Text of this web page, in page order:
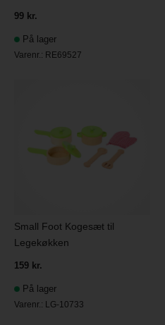
99 kr.
På lager
Varenr.: RE69527
Small Foot Kogesæt til
Legekøkken
159 kr.
På lager
Varenr.: LG-10733